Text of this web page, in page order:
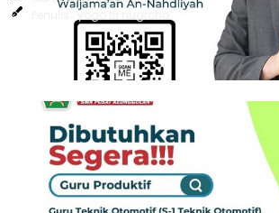
Penulis : yogo tri nugroho